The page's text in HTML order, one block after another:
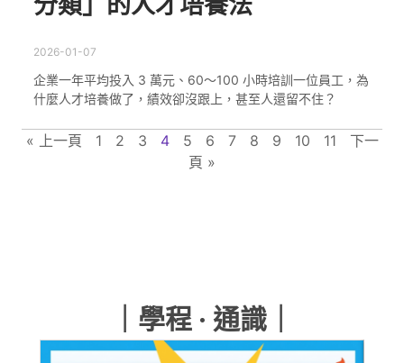
2026-01-07
企業一年平均投入 3 萬元、60～100 小時培訓一位員工，為
什麼人才培養做了，績效卻沒跟上，甚至人還留不住？
« 上一頁 1 2 3 4 5 6 7 8 9 10 11
下一
頁 »
｜學程 · 通識｜